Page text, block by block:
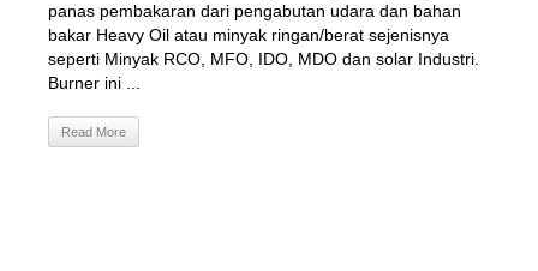
panas pembakaran dari pengabutan udara dan bahan
bakar Heavy Oil atau minyak ringan/berat sejenisnya
seperti Minyak RCO, MFO, IDO, MDO dan solar Industri.
Burner ini ...
Read More